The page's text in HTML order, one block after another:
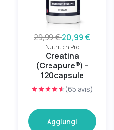
29,99 €20,99 €
Nutrition Pro
Creatina
(Creapure®) -
120capsule
(65 avis)
Aggiungi